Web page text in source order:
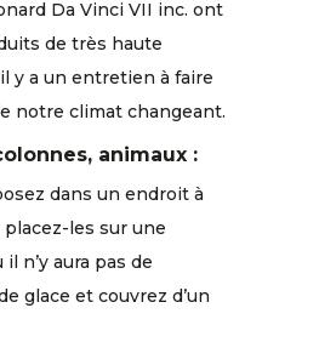
Da Vinci VII inc. ont
de très haute
y a un entretien à faire
notre climat changeant.
animaux :
dans un endroit à
placez-les sur une
n’y aura pas de
glace et couvrez d’un